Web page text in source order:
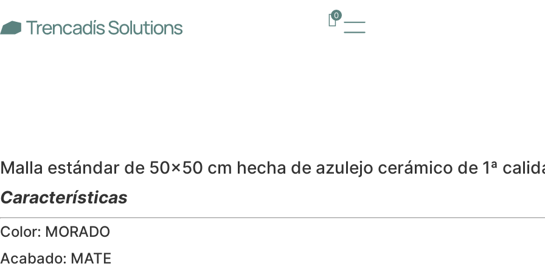
0
Malla estándar de 50×50 cm hecha de azulejo cerámico de 1ª
Características
Color: MORADO
Acabado: MATE